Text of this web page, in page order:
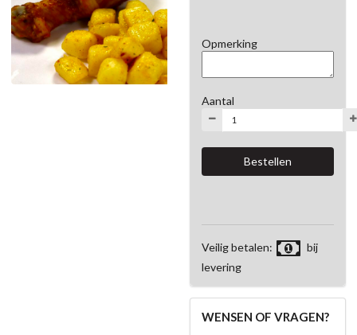
Opmerking
Aantal
Veilig betalen:
bij
levering
WENSEN OF VRAGEN?